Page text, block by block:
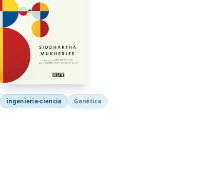
ingenieria-ciencia Genética